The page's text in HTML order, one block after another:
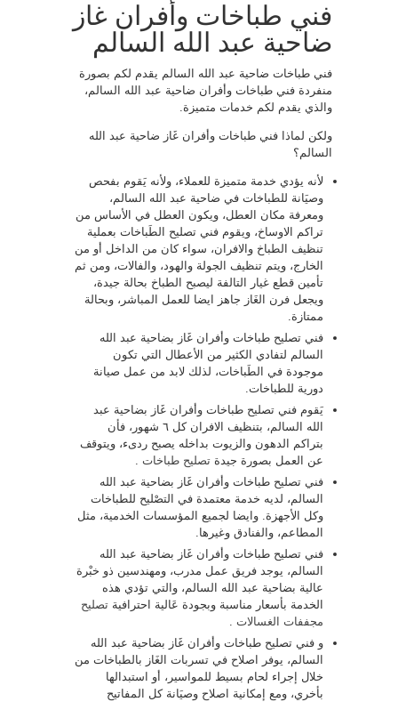
فني طباخات وأفران غاز
ضاحية عبد الله السالم
فني طباخات ضاحية عبد الله السالم يقدم لكم بصورة
منفردة فني طباخات وأفران ضاحية عبد الله السالم،
والذي يقدم لكم خدمات متميزة.
ولكن لماذا فني طباخات وأفران غَاز ضاحية عبد الله
السالم؟
لأنه يؤدي خدمة متميزة للعملاء، ولأنه يَقوم بفحص
وصيَانة للطباخات في ضاحية عبد الله السالم،
ومعرفة مكان العطل، ويكون العطل في الأساس من
تراكم الاوساخ، ويقوم فني تصليح الطَباخات بعملية
تنظيف الطباخ والافران، سواء كان من الداخل أو من
الخارج، ويتم تنظيف الجولة والهود، والفالات، ومن ثم
تأمين قطع غيار التالفة ليصبح الطباخ بحالة جيدة،
ويجعل فرن الغَاز جاهز ايضا للعمل المباشر، وبحالة
ممتازة.
فني تصليح طباخات وأفران غَاز بضاحية عبد الله
السالم لتفادي الكثير من الأعطال التي تكون
موجودة في الطَباخات، لذلك لابد من عمل صيانة
دورية للطباخات.
يَقوم فني تصليح طباخات وأفران غَاز بضاحية عبد
الله السالم، بتنظيف الافران كل ٦ شهور، فأن
بتراكم الدهون والزيوت بداخله يصبح ردىء، ويتوقف
عن العمل بصورة جيدة تصليح طباخات .
فني تصليح طباخات وأفران غَاز بضاحية عبد الله
السالم، لديه خدمة معتمدة في التصْليح للطباخات
وكل الأجهزة. وايضا لجميع المؤسسات الخدمية، مثل
المطاعم، والفنادق وغيرها.
فني تصليح طباخات وأفران غَاز بضاحية عبد الله
السالم، يوجد فريق عمل مدرب، ومهندسين ذو خبْرة
عالية بضاحية عبد الله السالم، والتي تؤدي هذه
الخدمة بأسعار مناسبة وبجودة عَالية احترافية تصليح
مجففات الغسالات .
و فني تصليح طباخات وأفران غَاز بضاحية عبد الله
السالم، يوفر اصلاح في تسربات الغَاز بالطباخات من
خلال إجراء لحام بسيط للمواسير، أو استبدالها
بأخري، ومع إمكانية اصلاح وصيَانة كل المفاتيح